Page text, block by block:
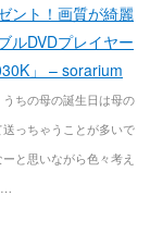
ント！画質が綺麗
ルDVDプレイヤー
」 – sorarium
ちの母の誕生日は母の
っちゃうことが多いで
と思いながら色々考え